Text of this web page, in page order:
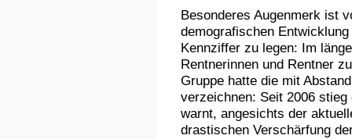
Besonderes Augenmerk ist
demografischen
Kennziffer zu legen: Im
Rentnerinnen und Rentner
Gruppe hatte die mit
verzeichnen: Seit 2006
warnt, angesichts der
drastischen Verschärfung